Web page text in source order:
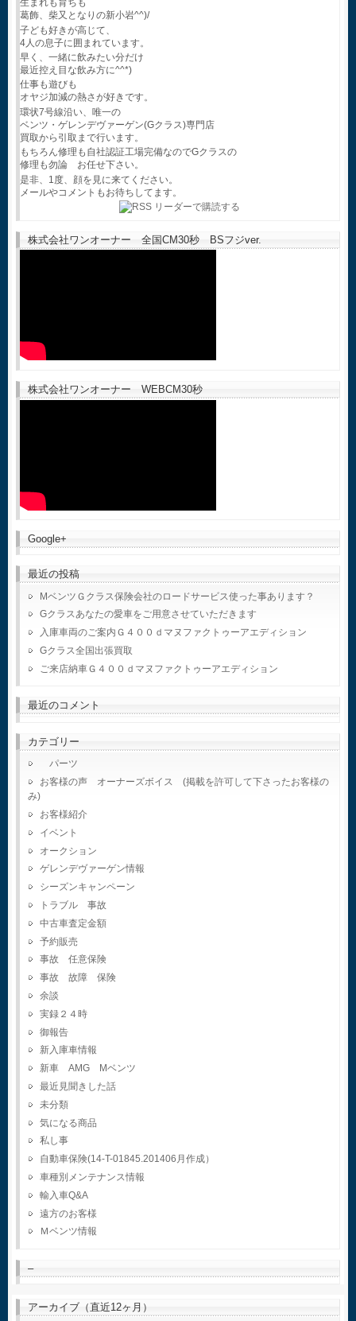
生まれも育ちも
葛飾、柴又となりの新小岩^^)/
子ども好きが高じて、
4人の息子に囲まれています。
早く、一緒に飲みたい分だけ
最近控え目な飲み方に^^*)
仕事も遊びも
オヤジ加減の熱さが好きです。
環状7号線沿い、唯一の
ベンツ・ゲレンデヴァーゲン(Gクラス)専門店
買取から引取まで行います。
もちろん修理も自社認証工場完備なのでGクラスの
修理も勿論 お任せ下さい。
是非、1度、顔を見に来てください。
メールやコメントもお待ちしてます。
株式会社ワンオーナー 全国CM30秒 BSフジver.
株式会社ワンオーナー WEBCM30秒
Google+
最近の投稿
MベンツＧクラス保険会社のロードサービス使った事あります？
Gクラスあなたの愛車をご用意させていただきます
入庫車両のご案内Ｇ４００ｄマヌファクトゥーアエディション
Gクラス全国出張買取
ご来店納車Ｇ４００ｄマヌファクトゥーアエディション
最近のコメント
カテゴリー
パーツ
お客様の声 オーナーズボイス (掲載を許可して下さったお客様の
み)
お客様紹介
イベント
オークション
ゲレンデヴァーゲン情報
シーズンキャンペーン
トラブル 事故
中古車査定金額
予約販売
事故 任意保険
事故 故障 保険
余談
実録２４時
御報告
新入庫車情報
新車 AMG Mベンツ
最近見聞きした話
未分類
気になる商品
私し事
自動車保険(14-T-01845.201406月作成）
車種別メンテナンス情報
輸入車Q&A
遠方のお客様
Ｍベンツ情報
–
アーカイブ（直近12ヶ月）